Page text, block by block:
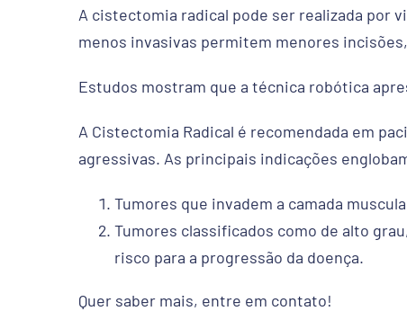
A cistectomia radical pode ser realizada por
menos invasivas permitem menores
Estudos mostram que a técnica robótica
A Cistectomia Radical é recomendada em
agressivas. As principais indicações
Tumores que invadem a camada
Tumores classificados como de alto
risco para a progressão da doença.
Quer saber mais, entre em contato!